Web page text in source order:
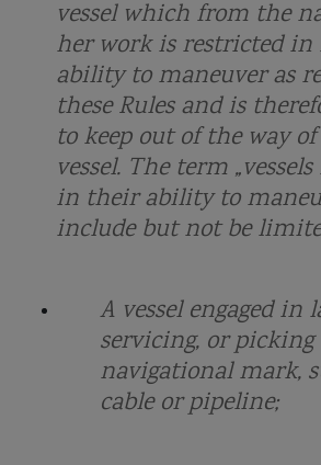
Cristofor Columb Crucisator crucisatorul
crucisatorul Maresal Ustinov cuirasatul Potemkin
Cutty Sark Dacia Damen Damen
Damen SeaXplorer Damen Sigma 10514
DDG 1001 DDG 51 Arleigh Burke dhow
Distrugator Arleigh Burke Flight III
distrugator type 45 Distrugatorul Udaloy
vessel which from the
her work is restricted in
ability to maneuver as
these Rules and is
to keep out of the way
vessel. The term
in their ability to
include but not be
A vessel engaged in
servicing, or picking
navigational mark,
cable or pipeline;